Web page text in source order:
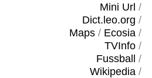
Mini Url /
Dict.leo.org /
Maps/ Ecosia/
TVInfo/
Fussball
/
Wikipedia/